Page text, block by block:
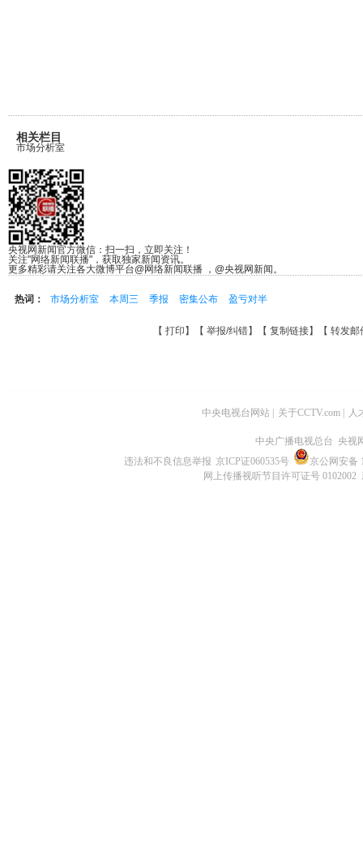
相关栏目
市场分析室
央视网新闻官方微信：扫一扫，立即关注！
关注"网络新闻联播"，获取独家新闻资讯。
更多精彩请关注各大微博平台@网络新闻联播 ，@央视网新闻。
热词： 市场分析室 本周三 季报 密集公布 盈亏对半
【 打印 】【 举报/纠错】【 复制链接】【 转发邮
中央电视台网站 关于CCTV.com 人
中央广播电视总台 央视
违法和不良信息举报 京ICP证060535号
京公网安备
网上传播视听节目许可证号 0102002